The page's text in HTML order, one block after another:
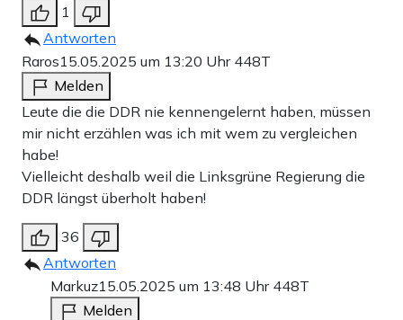
1
Antworten
Raros15.05.2025 um 13:20 Uhr 448T
Melden
Leute die die DDR nie kennengelernt haben, müssen
mir nicht erzählen was ich mit wem zu vergleichen
habe!
Vielleicht deshalb weil die Linksgrüne Regierung die
DDR längst überholt haben!
36
Antworten
Markuz15.05.2025 um 13:48 Uhr 448T
Melden